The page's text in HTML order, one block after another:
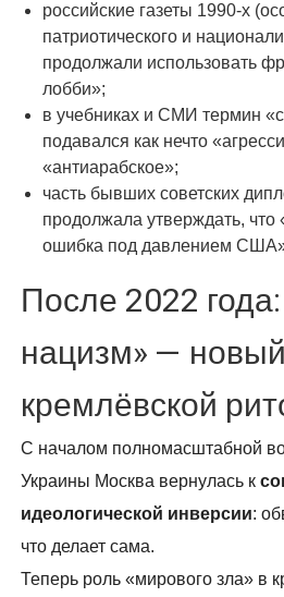
российские газеты 1990-х
патриотического и
продолжали использовать
лобби»;
в учебниках и СМИ термин
подавался как нечто
«антиарабское»;
часть бывших советских
продолжала утверждать,
ошибка под давлением
После 2022
нацизм» —
кремлёвской
С началом полномасштабной
Украины Москва вернулась к
идеологической инверсии:
что делает сама.
Теперь роль «мирового зла» в